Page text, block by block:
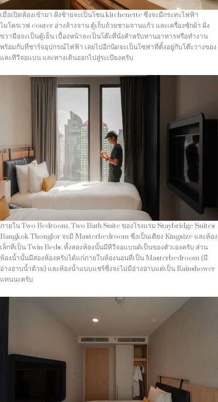
เมื่อเปิดห้องเข้ามา ฝั่งซ้ายจะเป็นโซน kitchenette ซึ่งจะมีกระทะไฟฟ้า
ไมโครเวฟ couter อ่างล้างจาน ตู้เก็บถ้วยชามจานแก้ว และเครื่องซักผ้า ฝั่ง
ขวามือจะเป็นตู้เย็น เบื้องหน้าจะเป็นโต๊ะที่นั่งสำหรับทานอาหารหรือทำงาน
พร้อมกับที่ชาร์จอุปกรณ์ไฟฟ้า เลยไปอีกนิดจะเป็นโซฟาที่ตั้งอยู่กับโต๊ะวางของ
และทีวีจอแบน และทางเดินออกไปสู่ระเบียงครับ
ภายใน Two Bedroom, Two Bath Suite ของโรงแรม Staybridge Suites
Bangkok Thonglor จะมี Masterbedroom ซึ่งเป็นเตียง Kingsize และห้อง
เล็กที่เป็น Twin Beds, ทั้งสองห้องนั้นมีทีวีจอแบนด์เป็นของตัวเองครับ ส่วน
ห้องน้ำนั้นมีสองห้องครับได้แก่ภายในห้องนอนที่เป็น Masterbedroom (มี
อ่างอาบน้ำด้วย) และห้องน้ำแบบแชร์ซึ่งจะไม่มีอ่างอาบแต่เป็น Rainshower
แทนนะครับ